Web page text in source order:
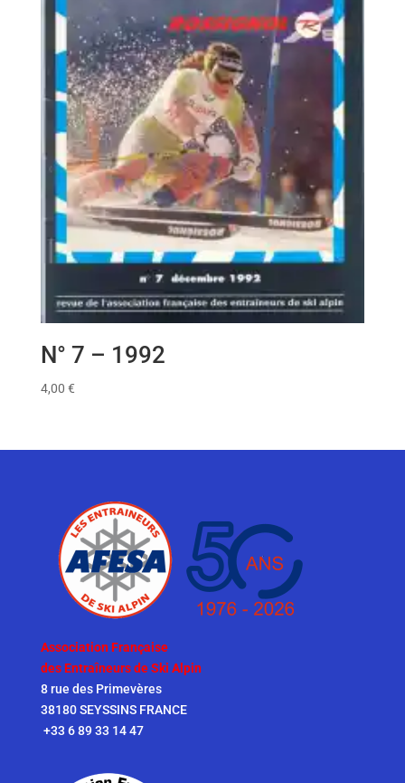
N° 7 – 1992
4,00 €
Association Française
des Entraîneurs de Ski Alpin
8 rue des Primevères
38180 SEYSSINS FRANCE
+33 6 89 33 14 47